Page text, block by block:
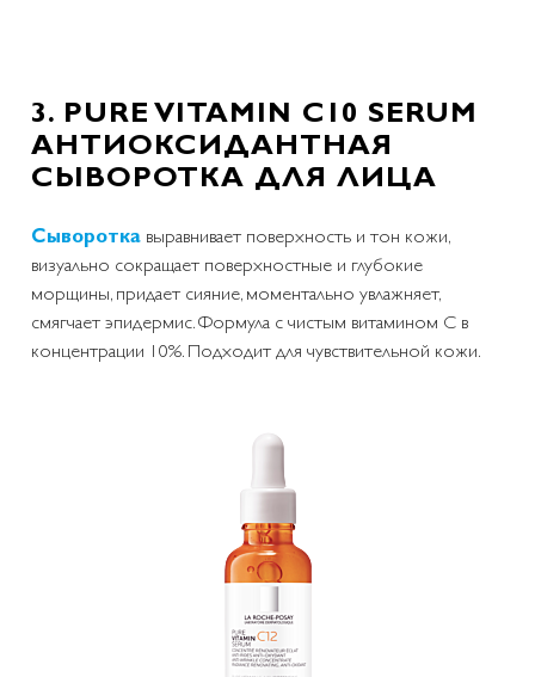
3. PURE VITAMIN C10 SERUM
АНТИОКСИДАНТНАЯ
СЫВОРОТКА ДЛЯ ЛИЦА
Сыворотка выравнивает поверхность и тон кожи,
визуально сокращает поверхностные и глубокие
морщины, придает сияние, моментально увлажняет,
смягчает эпидермис. Формула с чистым витамином С в
концентрации 10%. Подходит для чувствительной кожи.